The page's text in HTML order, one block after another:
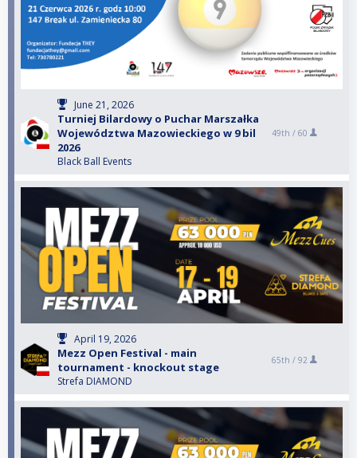
June 21, 2026
Turniej Bilardowy o Puchar Marszałka
Województwa Mazowieckiego w 9 bil
2026
Black Ball Events
49th / 60
April 19, 2026
Mezz Open Festival - main
tournament - knockout stage
Strefa DIAMOND
65th / 92